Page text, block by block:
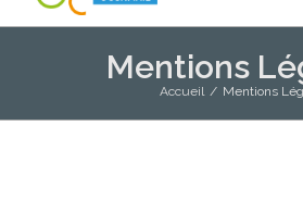
Mentions
Accueil / Mentions